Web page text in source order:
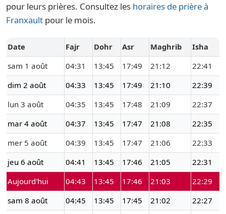
pour leurs prières. Consultez les horaires de prière à
Franxault pour le mois.
Date Fajr Dohr Asr Maghrib
Isha
sam 1 août
04:31 13:45 17:49 21:12
22:41
dim 2 août
04:33 13:45 17:49 21:10
22:39
lun 3 août
04:35 13:45 17:48 21:09
22:37
mar 4 août
04:37 13:45 17:47 21:08
22:35
mer 5 août
04:39 13:45 17:47 21:06
22:33
jeu 6 août
04:41 13:45 17:46 21:05
22:31
Aujourd'hui
04:43 13:45 17:46 21:03
22:29
sam 8 août
04:45 13:45 17:45 21:02
22:27